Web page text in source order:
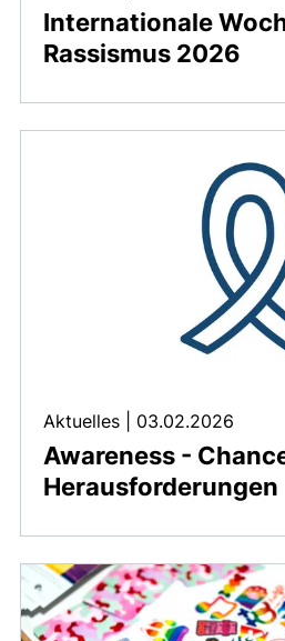
Internationale
Rassismus 2026
Awareness -
Herausforderungen
Aktuelles 03.02.2026